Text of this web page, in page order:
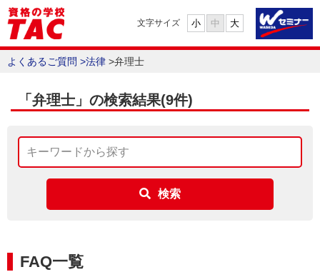
文字サイズ 小 中 大
よくあるご質問 >法律 >弁理士
「弁理士」の検索結果(9件)
検索
FAQ一覧